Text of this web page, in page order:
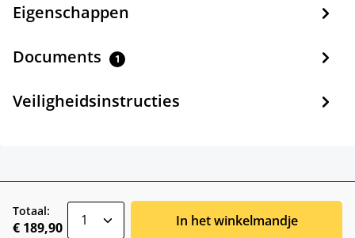
Eigenschappen
Documents 1
Veiligheidsinstructies
Totaal:
€ 189,90 In het winkelmandje